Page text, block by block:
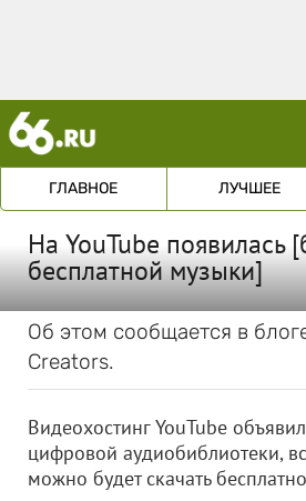
ГЛАВНОЕ ЛУЧШЕЕ
На YouTube появилась
бесплатной музыки]
Об этом сообщается в
Creators.
Видеохостинг YouTube
цифровой аудиобиблиотеки,
можно будет скачать